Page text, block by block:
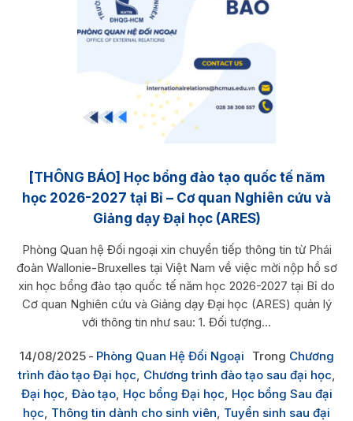
[THÔNG BÁO] Học bổng đào tạo quốc tế năm
học 2026-2027 tại Bỉ – Cơ quan Nghiên cứu và
Giảng dạy Đại học (ARES)
Phòng Quan hệ Đối ngoại xin chuyển tiếp thông tin từ Phái
đoàn Wallonie-Bruxelles tại Việt Nam về việc mời nộp hồ sơ
xin học bổng đào tạo quốc tế năm học 2026-2027 tại Bỉ do
Cơ quan Nghiên cứu và Giảng dạy Đại học (ARES) quản lý
với thông tin như sau: 1. Đối tượng...
14/08/2025 Phòng Quan Hệ Đối Ngoại Trong Chương
trình đào tạo Đại học Chương trình đào tạo sau đại học
Đại học Đào tạo, Học bổng Đại học Học bổng Sau đại
học Thông tin dành cho sinh viên Tuyển sinh sau đại